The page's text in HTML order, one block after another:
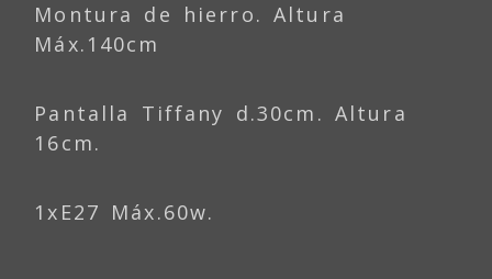
Montura de hierro. Altura
Máx.140cm
Pantalla Tiffany d.30cm. Altura
16cm.
1xE27 Máx.60w.